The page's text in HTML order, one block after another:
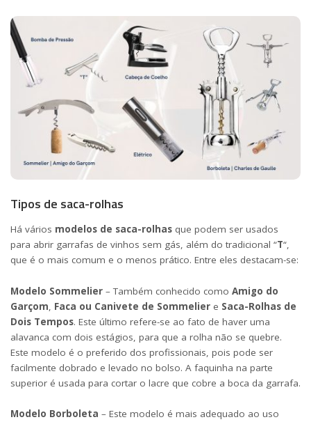
Tipos de saca-rolhas
Há vários modelos de saca-rolhas que podem ser usados
para abrir garrafas de vinhos sem gás, além do tradicional “T“,
que é o mais comum e o menos prático. Entre eles destacam-se:
Modelo Sommelier – Também conhecido como Amigo do
Garçom Faca ou Canivete de Sommelier e Saca-Rolhas de
Dois Tempos. Este último refere-se ao fato de haver uma
alavanca com dois estágios, para que a rolha não se quebre.
Este modelo é o preferido dos profissionais, pois pode ser
facilmente dobrado e levado no bolso. A faquinha na parte
superior é usada para cortar o lacre que cobre a boca da garrafa.
Modelo Borboleta – Este modelo é mais adequado ao uso